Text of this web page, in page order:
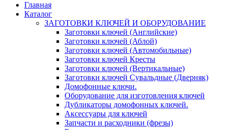
Главная
Каталог
ЗАГОТОВКИ КЛЮЧЕЙ И ОБОРУДОВАНИЕ
Заготовки ключей (Английские)
Заготовки ключей (Аблой)
Заготовки ключей (Автомобильные)
Заготовки ключей Кресты
Заготовки ключей (Вертикальные)
Заготовки ключей Сувальдные (Дверняк)
Домофонные ключи.
Оборудование для изготовления ключей
Дубликаторы домофонных ключей.
Аксессуары для ключей
Запчасти и расходники (фрезы)